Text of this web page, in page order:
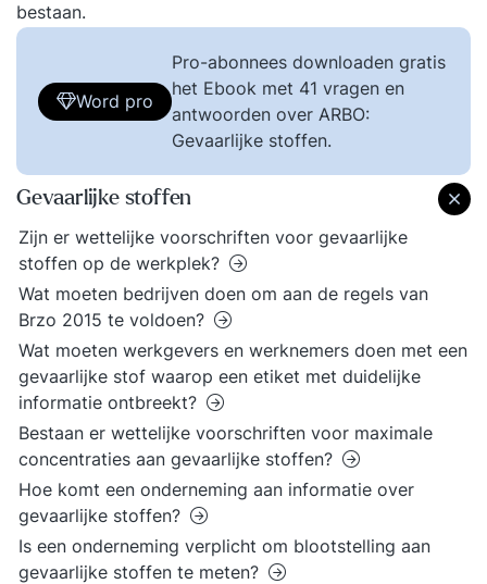
bestaan.
Word pro
Pro-abonnees downloaden gratis
het Ebook met 41 vragen en
antwoorden over ARBO:
Gevaarlijke stoffen.
Gevaarlijke stoffen
Zijn er wettelijke voorschriften voor gevaarlijke
stoffen op de werkplek?
Wat moeten bedrijven doen om aan de regels van
Brzo 2015 te voldoen?
Wat moeten werkgevers en werknemers doen met een
gevaarlijke stof waarop een etiket met duidelijke
informatie ontbreekt?
Bestaan er wettelijke voorschriften voor maximale
concentraties aan gevaarlijke stoffen?
Hoe komt een onderneming aan informatie over
gevaarlijke stoffen?
Is een onderneming verplicht om blootstelling aan
gevaarlijke stoffen te meten?